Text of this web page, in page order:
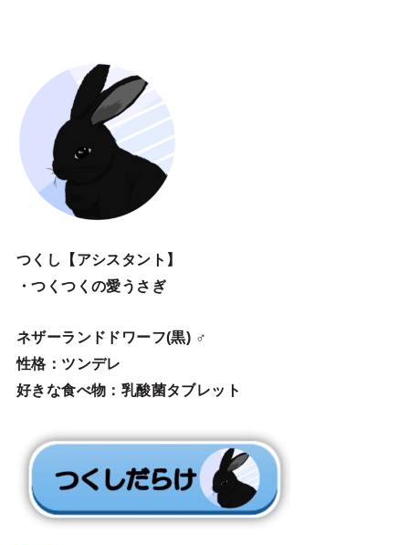
つくし【アシスタント】
・つくつくの愛うさぎ
ネザーランドドワーフ(黒) ♂
性格：ツンデレ
好きな食べ物：乳酸菌タブレット